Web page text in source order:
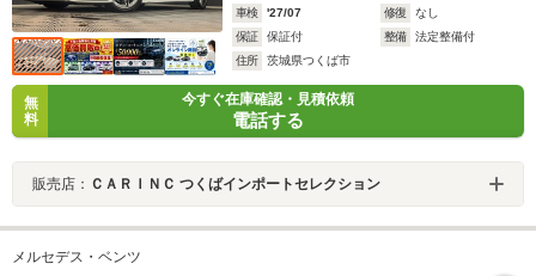
車検
'27/07 修復
なし
保証
保証付 整備
法定整備付
住所
茨城県つくば市
無
料
今すぐ在庫確認・見積依頼
電話する
販売店： ＣＡＲＩＮＣ つくばインポートセレクション
メルセデス・ベンツ